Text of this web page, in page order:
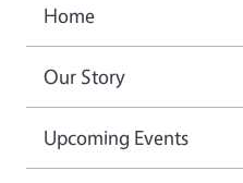
Home
Our Story
Upcoming Events